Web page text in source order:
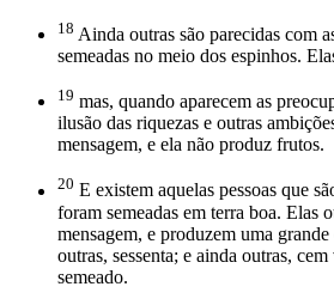
18 Ainda outras são parecidas com
semeadas no meio dos espinhos.
19 mas, quando aparecem as
ilusão das riquezas e outras
mensagem, e ela não produz frutos.
20 E existem aquelas pessoas que
foram semeadas em terra boa. Elas
mensagem, e produzem uma
outras, sessenta; e ainda outras,
semeado.